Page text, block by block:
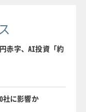
赤字、AI投資「約
社に影響か